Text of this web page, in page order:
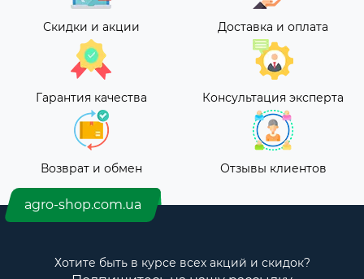
Скидки и акции Доставка и оплата
Гарантия качества Консультация эксперта
Возврат и обмен Отзывы клиентов
agro-shop.com.ua
Хотите быть в курсе всех акций и скидок?